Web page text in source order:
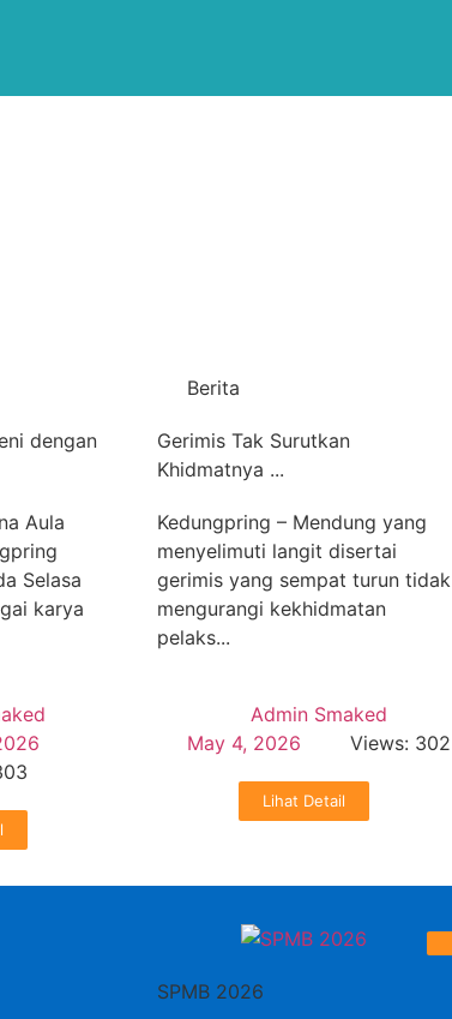
dengan
Aula
Selasa
karya
Berita
Gerimis Tak Surutkan
Khidmatnya ...
Kedungpring – Mendung yang
menyelimuti langit disertai
gerimis yang sempat turun tidak
mengurangi kekhidmatan
pelaks...
Admin Smaked
May 4, 2026
Views: 302
Lihat Detail
SPMB 2026